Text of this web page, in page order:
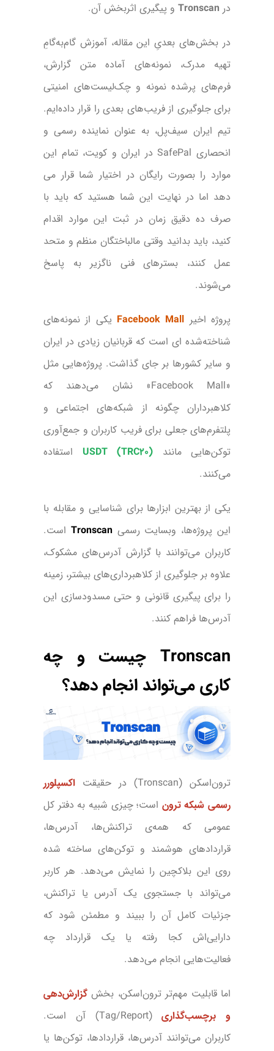
در Tronscan و پیگیری اثربخش آن.
در بخش‌های بعدیِ این مقاله، آموزش گام‌به‌گامِ
تهیه مدرک، نمونه‌های آماده متن گزارش،
فرم‌های پرشده نمونه و چک‌لیست‌های امنیتی
برای جلوگیری از فریب‌های بعدی را قرار داده‌ایم.
تیم ایران سیف‌پل، به عنوان نماینده رسمی و
انحصاری SafePal در ایران و کویت، تمام این
موارد را بصورت رایگان در اختیار شما قرار می
دهد اما در نهایت این شما هستید که باید با
صرف ده دقیق زمان در ثبت این موارد اقدام
کنید، باید بدانید وقتی مالباختگان منظم و متحد
عمل کنند، بسترهای فنی ناگزیر به پاسخ
می‌شوند.
پروژه اخیر Facebook Mall یکی از نمونه‌های
شناخته‌شده ای است که قربانیان زیادی در ایران
و سایر کشورها بر جای گذاشت. پروژه‌هایی مثل
«Facebook Mall» نشان می‌دهند که
کلاهبرداران چگونه از شبکه‌های اجتماعی و
پلتفرم‌های جعلی برای فریب کاربران و جمع‌آوری
توکن‌هایی مانند USDT (TRC20) استفاده
می‌کنند.
یکی از بهترین ابزارها برای شناسایی و مقابله با
این پروژه‌ها، وبسایت رسمیTronscan است.
کاربران می‌توانند با گزارش آدرس‌های مشکوک،
علاوه بر جلوگیری از کلاهبرداری‌های بیشتر، زمینه
را برای پیگیری قانونی و حتی مسدودسازی این
آدرس‌ها فراهم کنند.
Tronscan چیست و چه
کاری می‌تواند انجام دهد؟
ترون‌اسکن (Tronscan) در حقیقت
اکسپلورر
رسمی شبکه ترون است؛ چیزی شبیه به دفتر کل
عمومی که همه‌ی تراکنش‌ها، آدرس‌ها،
قراردادهای هوشمند و توکن‌های ساخته شده
روی این بلاکچین را نمایش می‌دهد. هر کاربر
می‌تواند با جستجوی یک آدرس یا تراکنش،
جزئیات کامل آن را ببیند و مطمئن شود که
دارایی‌اش کجا رفته یا یک قرارداد چه
فعالیت‌هایی انجام می‌دهد.
اما قابلیت مهم‌تر ترون‌اسکن، بخش گزارش‌دهی
و برچسب‌گذاری
(Tag/Report) آن است.
کاربران می‌توانند آدرس‌ها، قراردادها، توکن‌ها یا